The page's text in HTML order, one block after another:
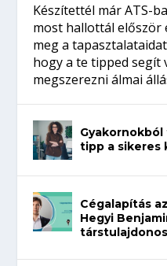
Készítettél már ATS-
most hallottál először
meg a
hogy a te tipped segít
megszerezni álmai
Gyakornokból
tipp a sikeres
Cégalapítás
Hegyi